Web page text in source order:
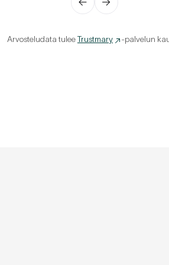
← →
Arvosteludata tulee Trustmary -palvelun